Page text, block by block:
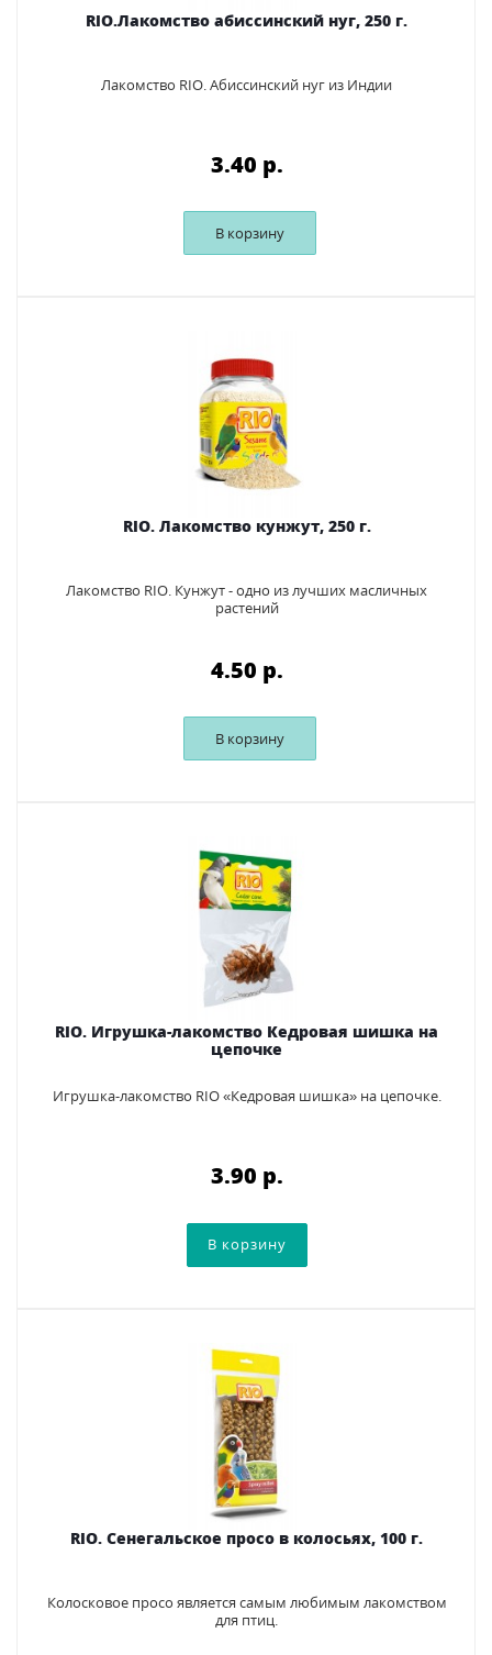
RIO.Лакомство абиссинский нуг, 250 г.
Лакомство RIO. Абиссинский нуг из Индии
3.40 p.
В корзину
RIO. Лакомство кунжут, 250 г.
Лакомство RIO. Кунжут - одно из лучших масличных
растений
4.50 p.
В корзину
RIO. Игрушка-лакомство Кедровая шишка на
цепочке
Игрушка-лакомство RIO «Кедровая шишка» на цепочке.
3.90 p.
RIO. Сенегальское просо в колосьях, 100 г.
Колосковое просо является самым любимым лакомством
для птиц.